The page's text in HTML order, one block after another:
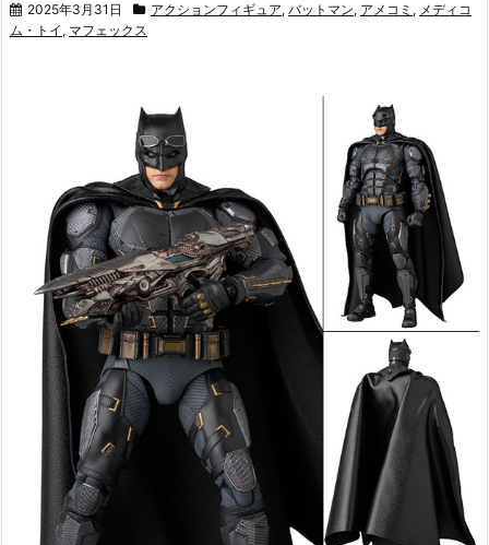
2025年3月31日 アクションフィギュア, バットマン, アメコミ , メディコ
ム・トイ , マフェックス